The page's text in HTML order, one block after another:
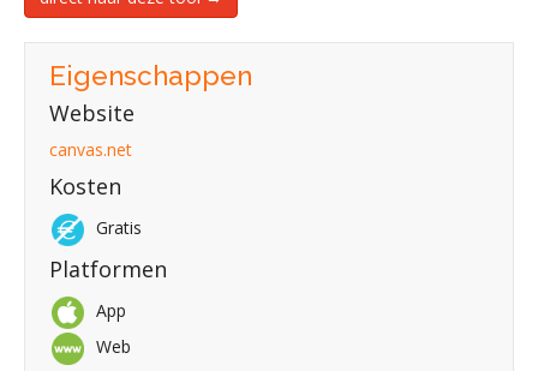
Eigenschappen
Website
canvas.net
Kosten
Gratis
Platformen
App
Web